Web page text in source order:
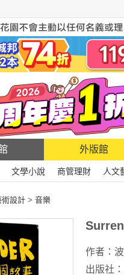
外版館
文學小說 商管理財 人文
術設計 > 音樂
作者：
出版社：